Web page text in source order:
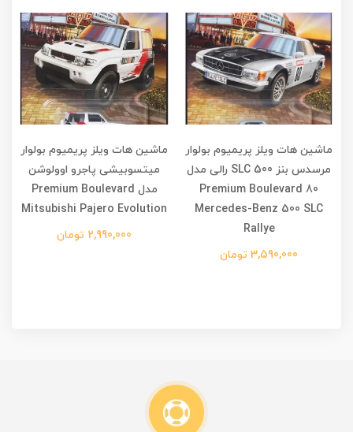
ماشین هات ویلز پریمیوم بولوار
مرسدس بنز 500 SLC رالی مدل
Premium Boulevard 80
Mercedes-Benz 500 SLC
Rallye
3,590,000 تومان
ماشین هات ویلز پریمیوم بولوار
میتسوبیشی پاجرو اوولوشن
مدل Premium Boulevard
Mitsubishi Pajero Evolution
2,990,000 تومان